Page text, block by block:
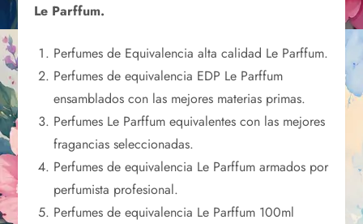
Le Parffum.
Perfumes de Equivalencia alta calidad Le Parffum.
Perfumes de equivalencia EDP Le Parffum
ensamblados con las mejores materias primas.
Perfumes Le Parffum equivalentes con las mejores
fragancias seleccionadas.
Perfumes de equivalencia Le Parffum armados por
perfumista profesional.
Perfumes de equivalencia Le Parffum 100ml